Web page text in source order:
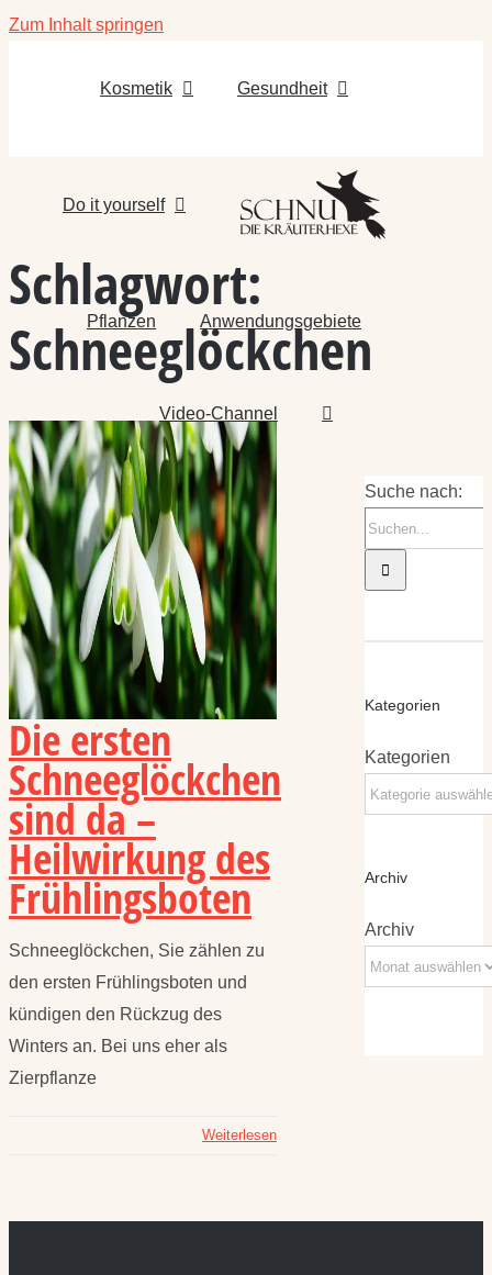
Zum Inhalt springen
Kosmetik Gesundheit
Do it yourself
Pflanzen Anwendungsgebiete
Video-Channel
Schlagwort:
Schneeglöckchen
Die ersten
Schneeglöckchen
sind da –
Heilwirkung des
Frühlingsboten
Schneeglöckchen, Sie zählen zu
den ersten Frühlingsboten und
kündigen den Rückzug des
Winters an. Bei uns eher als
Zierpflanze
Weiterlesen
Suche nach:
Kategorien
Kategorien
Archiv
Archiv